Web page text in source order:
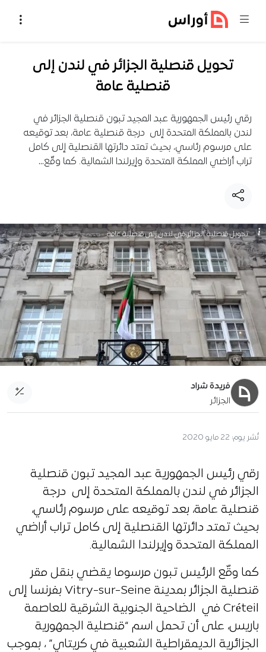
تحويل قنصلية الجزائر في لندن إلى
قنصلية عامة
رقي رئيس الجمهورية عبد المجيد تبون قنصلية الجزائر في
لندن بالمملكة المتحدة إلى درجة قنصلية عامة، بعد توقيعه
على مرسوم رئاسي، بحيث تمتد دائرتها القنصلية إلى كامل
تراب أراضي المملكة المتحدة وإيرلندا الشمالية. كما وقّع…
تحويل قنصلية الجزائر في لندن إلى قنصلية عامة
فريدة شراد
الجزائر
نُشر يوم: 22 مايو 2020
رقي رئيس الجمهورية عبد المجيد تبون قنصلية
الجزائر في لندن بالمملكة المتحدة إلى درجة
قنصلية عامة، بعد توقيعه على مرسوم رئاسي،
بحيث تمتد دائرتها القنصلية إلى كامل تراب أراضي
المملكة المتحدة وإيرلندا الشمالية.
كما وقّع الرئيس تبون مرسوما يقضي بنقل مقر
قنصلية الجزائر بمدينة Vitry-sur-Seine بفرنسا إلى
Créteil في الضاحية الجنوبية الشرقية للعاصمة
باريس، على أن تحمل اسم “قنصلية الجمهورية
الجزائرية الديمقراطية الشعبية في كريتاي” ، بموجب